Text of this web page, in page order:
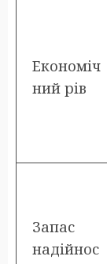
Економіч
ний рів
Запас
надійнос